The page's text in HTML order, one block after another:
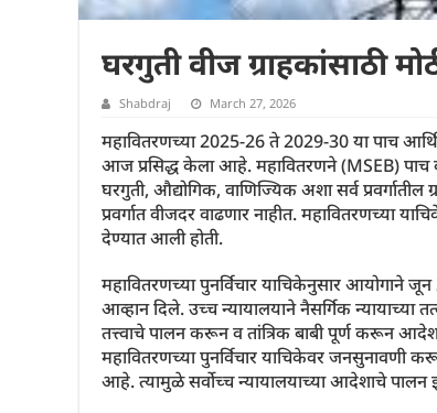
घरगुती वीज ग्राहकांसाठी
Shabdraj March 27, 2026
महावितरणच्या 2025-26 ते 2029-30 या पाच
आज प्रसिद्ध केला आहे. महावितरणने (MSEB) पाच
घरगुती, औद्योगिक, वाणिज्यिक अशा सर्व प्रवर्गातील
प्रवर्गात वीजदर वाढणार नाहीत. महावितरणच्या
देण्यात आली होती.
महावितरणच्या पुनर्विचार याचिकेनुसार आयोगाने
आव्हान दिले. उच्च न्यायालयाने नैसर्गिक न्यायाच्या
तत्त्वाचे पालन करून व तांत्रिक बाबी पूर्ण करून आदेश
महावितरणच्या पुनर्विचार याचिकेवर जनसुनावणी
आहे. त्यामुळे सर्वोच्च न्यायालयाच्या आदेशाचे